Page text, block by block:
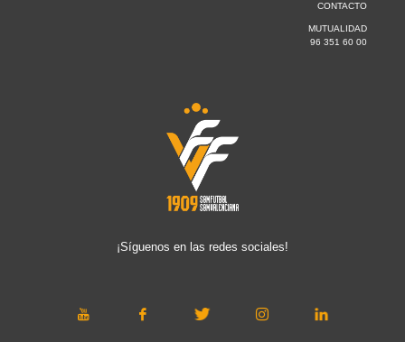
CONTACTO
MUTUALIDAD
96 351 60 00
¡Síguenos en las redes sociales!